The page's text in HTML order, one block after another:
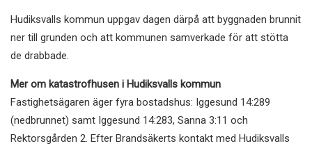
Hudiksvalls kommun uppgav dagen därpå att byggnaden brunnit
ner till grunden och att kommunen samverkade för att stötta
de drabbade.
Mer om katastrofhusen i Hudiksvalls kommun
Fastighetsägaren äger fyra bostadshus: Iggesund 14:289
(nedbrunnet) samt Iggesund 14:283, Sanna 3:11 och
Rektorsgården 2. Efter Brandsäkerts kontakt med Hudiksvalls